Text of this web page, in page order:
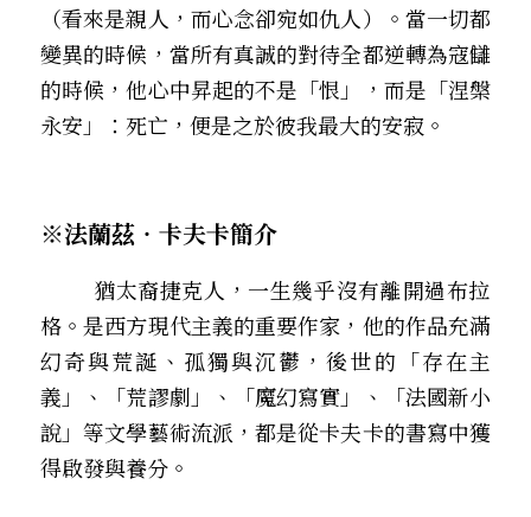
（看來是親人，而心念卻宛如仇人）。當一切都
變異的時候，當所有真誠的對待全都逆轉為寇讎
的時候，他心中昇起的不是「恨」，而是「涅槃
永安」：死亡，便是之於彼我最大的安寂。
※法蘭茲‧卡夫卡簡介
格。是西方現代主義的重要作家，他的作品充滿
幻奇與荒誕、孤獨與沉鬱，後世的「存在主
義」、「荒謬劇」、「魔幻寫實」、「法國新小
說」等文學藝術流派，都是從卡夫卡的書寫中獲
得啟發與養分。